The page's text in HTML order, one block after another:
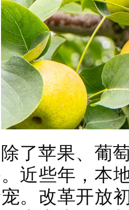
除了苹果、葡
近些年，本
。改革开放